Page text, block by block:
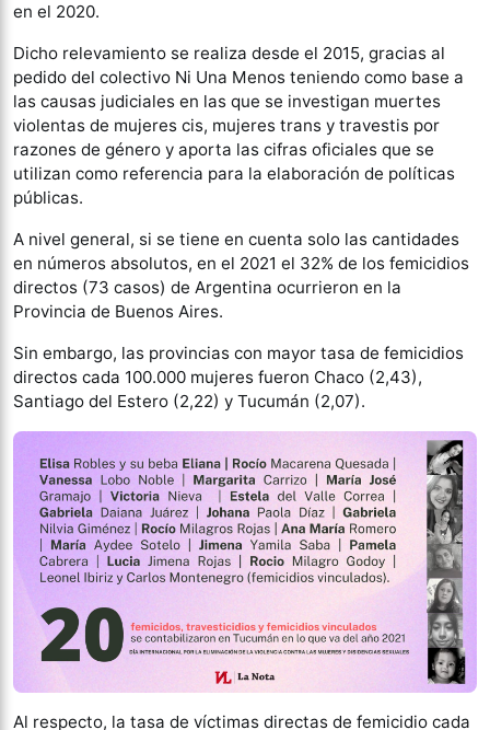
en el 2020.
Dicho relevamiento se realiza desde el 2015, gracias al
pedido del colectivo Ni Una Menos teniendo como base a
las causas judiciales en las que se investigan muertes
violentas de mujeres cis, mujeres trans y travestis por
razones de género y aporta las cifras oficiales que se
utilizan como referencia para la elaboración de políticas
públicas.
A nivel general, si se tiene en cuenta solo las cantidades
en números absolutos, en el 2021 el 32% de los femicidios
directos (73 casos) de Argentina ocurrieron en la
Provincia de Buenos Aires.
Sin embargo, las provincias con mayor tasa de femicidios
directos cada 100.000 mujeres fueron Chaco (2,43),
Santiago del Estero (2,22) y Tucumán (2,07).
Al respecto, la tasa de víctimas directas de femicidio cada